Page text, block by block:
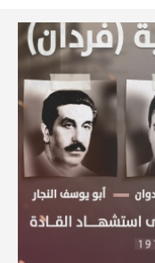
الديمقراطي
الأضحى المبارك
الإصلاح
شراب
الديمقراطي ينظم
على غزة في
الإصلاح
وقفة تضامنية
الديمقراطي في
الشهداء
الديمقراطي في